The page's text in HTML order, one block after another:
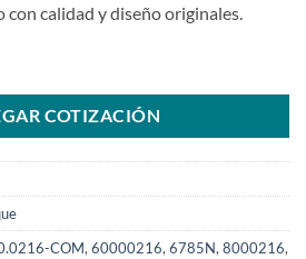
calidad y diseño originales.
COTIZACIÓN
COM, 60000216, 6785N, 8000216,